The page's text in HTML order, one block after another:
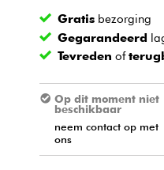
Kabels &
Gratis bezorging
Gegarandeerd
Tevreden of
Op dit moment niet
beschikbaar
neem contact op met
ons